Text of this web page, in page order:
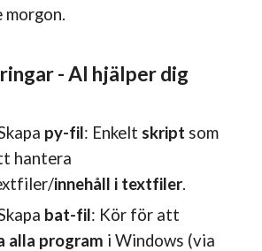
morgon.
- AI hjälper dig
py-fil: Enkelt skript som
hantera
innehåll i textfiler.
bat-fil: Kör för att
alla program i Windows (via